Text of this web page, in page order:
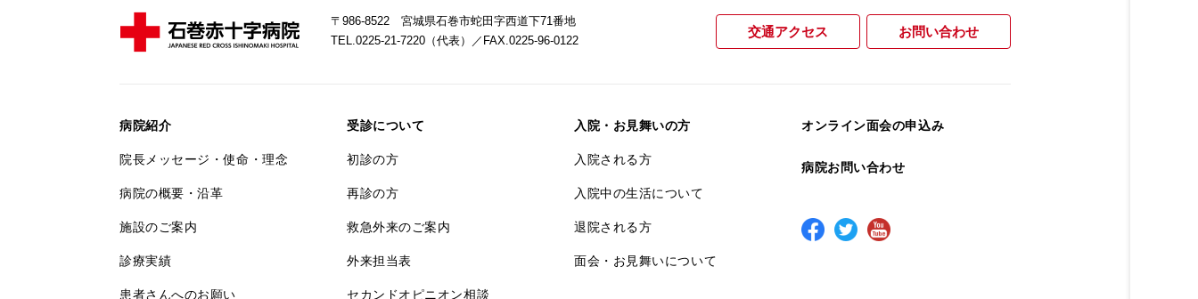
〒986-8522 宮城県石巻市蛇田字西道下71番地
TEL.0225-21-7220（代表）
／FAX.0225-96-0122
交通アクセス お問い合わせ
病院紹介
院長メッセージ・使命・理念
病院の概要・沿革
施設のご案内
診療実績
患者さんへのお願い
受診について
初診の方
再診の方
救急外来のご案内
外来担当表
セカンドオピニオン相談
入院・お見舞いの方
入院される方
入院中の生活について
退院される方
面会・お見舞いについて
オンライン面会の申込み
病院お問い合わせ